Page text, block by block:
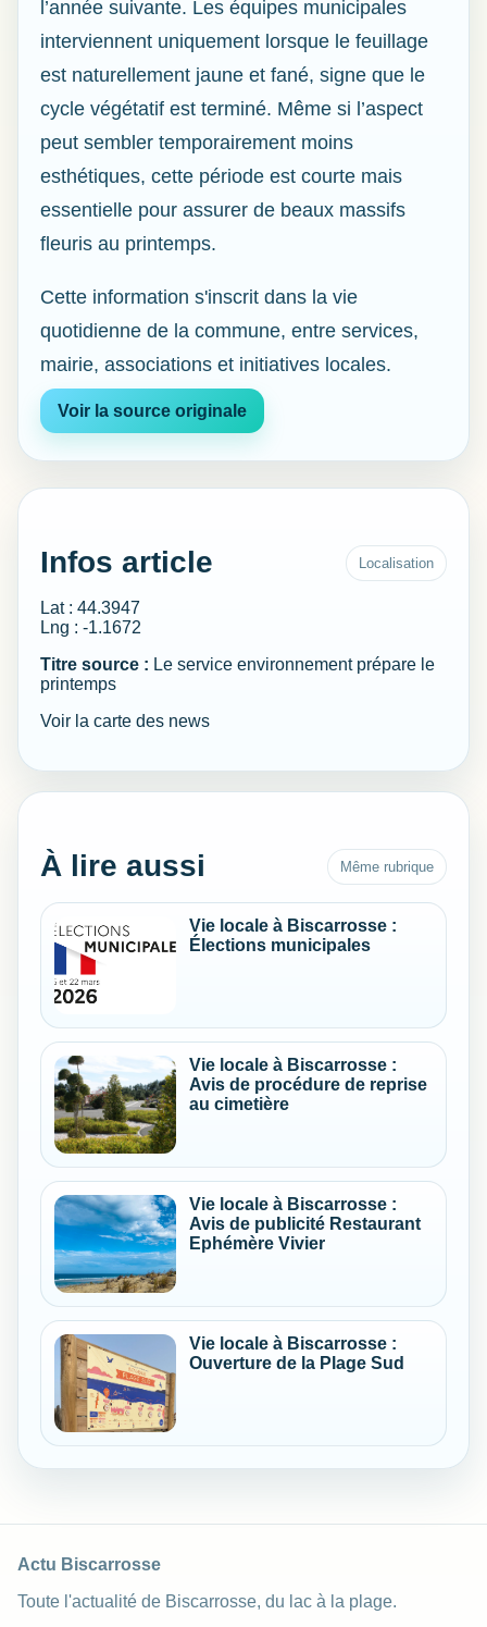
l’année suivante. Les équipes municipales
interviennent uniquement lorsque le feuillage
est naturellement jaune et fané, signe que le
cycle végétatif est terminé. Même si l’aspect
peut sembler temporairement moins
esthétiques, cette période est courte mais
essentielle pour assurer de beaux massifs
fleuris au printemps.
Cette information s'inscrit dans la vie
quotidienne de la commune, entre services,
mairie, associations et initiatives locales.
Voir la source originale
Infos article Localisation
Lat : 44.3947
Lng : -1.1672
Titre source : Le service environnement prépare le
printemps
Voir la carte des news
À lire aussi Même rubrique
Vie locale à Biscarrosse :
Élections municipales
Vie locale à Biscarrosse :
Avis de procédure de reprise
au cimetière
Vie locale à Biscarrosse :
Avis de publicité Restaurant
Ephémère Vivier
Vie locale à Biscarrosse :
Ouverture de la Plage Sud
Actu Biscarrosse
Toute l'actualité de Biscarrosse, du lac à la plage.